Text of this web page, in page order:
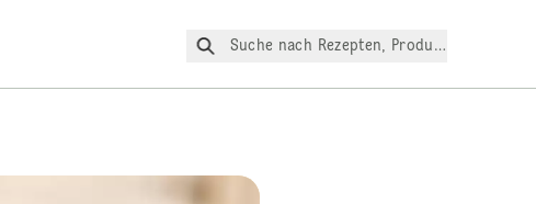
Suche nach Rezepten, Produkte, etc.